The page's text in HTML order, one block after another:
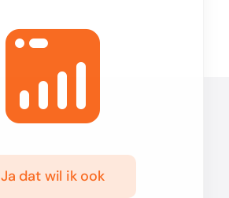
Ja dat wil ik ook